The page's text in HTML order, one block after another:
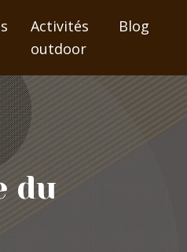
Activités
outdoor
Blog
du